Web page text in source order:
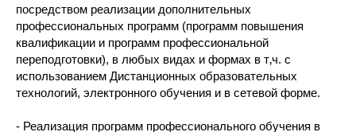
посредством реализации дополнительных
профессиональных программ (программ повышения
квалификации и программ профессиональной
переподготовки), в любых видах и формах в т‚ч. с
использованием Дистанционных образовательных
технологий, электронного обучения и в сетевой форме.
- Реализация программ профессионального обучения в